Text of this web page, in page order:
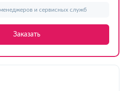
и сервисных служб
Заказать